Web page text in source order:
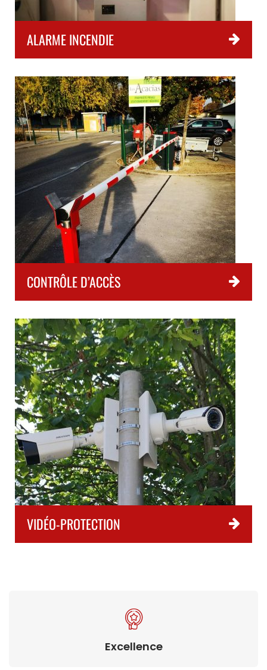
ALARME INCENDIE
CONTRÔLE D’ACCÈS
VIDÉO-PROTECTION
Excellence